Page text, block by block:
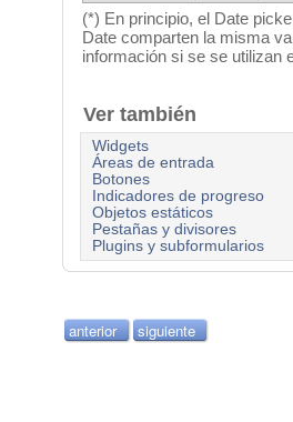
(*) En principio, el Date
Date comparten la misma
información si se se utilizan
Ver también
Widgets
Áreas de entrada
Botones
Indicadores de progreso
Objetos estáticos
Pestañas y divisores
Plugins y subformularios
anterior siguiente